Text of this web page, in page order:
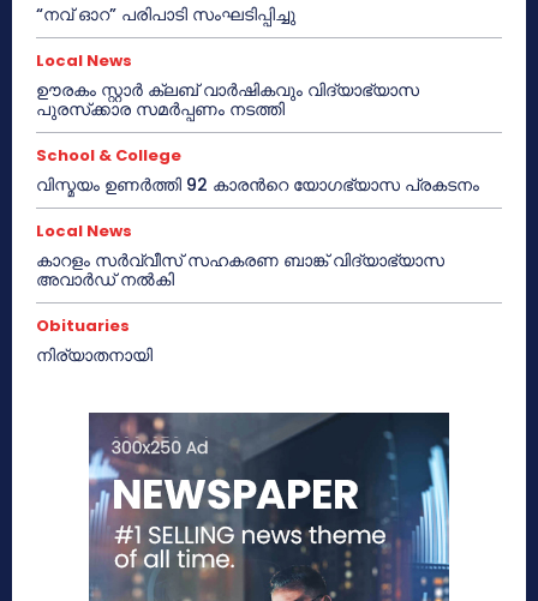
“നവ് ഓറ” പരിപാടി സംഘടിപ്പിച്ചു
Local News
ഊരകം സ്റ്റാർ ക്ലബ് വാർഷികവും വിദ്യാഭ്യാസ
പുരസ്‌ക്കാര സമർപ്പണം നടത്തി
School & College
വിസ്മയം ഉണർത്തി 92 കാരൻറെ യോഗഭ്യാസ പ്രകടനം
Local News
കാറളം സർവ്വീസ് സഹകരണ ബാങ്ക് വിദ്യാഭ്യാസ
അവാർഡ് നൽകി
Obituaries
നിര്യാതനായി